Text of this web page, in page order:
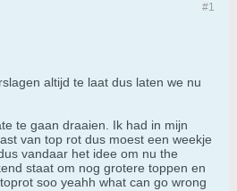
#1
altijd te laat dus laten we nu
te gaan draaien. Ik had in mijn
van top rot dus moest een weekje
vandaar het idee om nu the
staat om nog grotere toppen en
soo yeahh what can go wrong